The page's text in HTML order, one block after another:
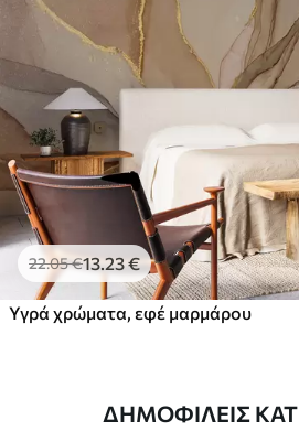
22.05€13.23€
Υγρά χρώματα, εφέ μαρμάρου
ΔΗΜΟΦΙΛΕΊΣ